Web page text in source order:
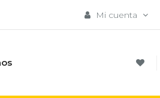
Mi cuenta